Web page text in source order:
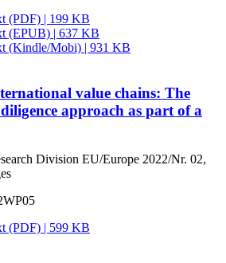
(PDF) | 199 KB
(EPUB) | 637 KB
(Kindle/Mobi) | 931 KB
value chains: The
diligence approach as part of a
Division EU/Europe 2022/Nr. 02,
(PDF) | 599 KB